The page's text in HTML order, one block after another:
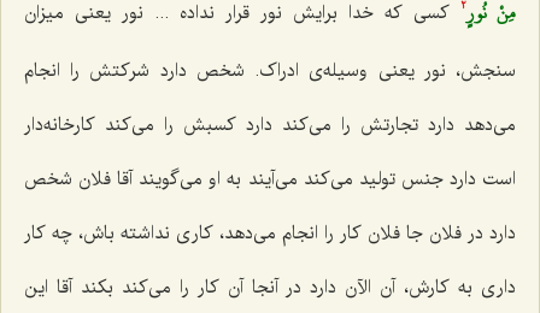
مِنْ نُورٍ2
کسی که خدا برایش نور قرار نداده ... نور یعنی میزان
سنجش، نور یعنی وسیله‌ی ادراک. شخص دارد شرکتش را انجام
می‌دهد دارد تجارتش را می‌کند دارد کسبش را می‌کند کارخانه‌دار
است دارد جنس تولید می‌کند می‌آیند به او می‌گویند آقا فلان شخص
دارد در فلان جا فلان کار را انجام می‌دهد، کاری نداشته باش، چه کار
داری به کارش، آن الآن دارد در آنجا آن کار را می‌کند بکند آقا این